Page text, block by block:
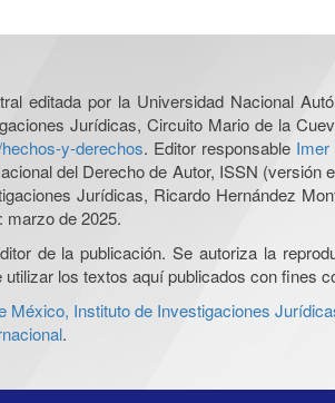
editada por la Universidad Nacional
Jurídicas, Circuito Mario de la
y-derechos. Editor responsable Imer
del Derecho de Autor, ISSN (versión
Jurídicas, Ricardo Hernández
marzo de 2025.
de la publicación. Se autoriza la
los textos aquí publicados con fines
México, Instituto de Investigaciones
.